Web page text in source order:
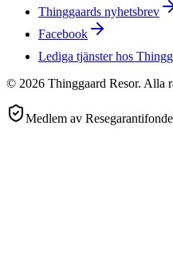
Thinggaards nyhetsbrev
Facebook
Lediga tjänster hos
© 2026 Thinggaard Resor. Alla
Medlem av